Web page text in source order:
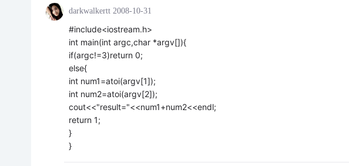
darkwalkertt 2008-10-31
#include<iostream.h>
int main(int argc,char *argv[]){
if(argc!=3)return 0;
else{
int num1=atoi(argv[1]);
int num2=atoi(argv[2]);
cout<<"result="<<num1+num2<<endl;
return 1;
}
}